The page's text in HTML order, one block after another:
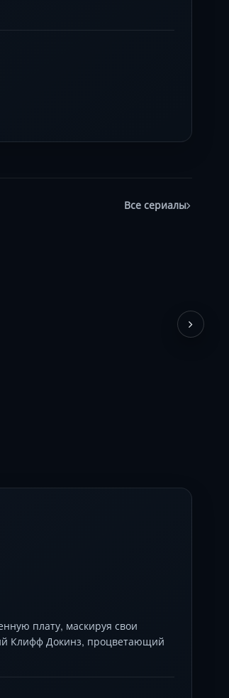
Все сериалы
плату, маскируя свои
Клифф Докинз, процветающий